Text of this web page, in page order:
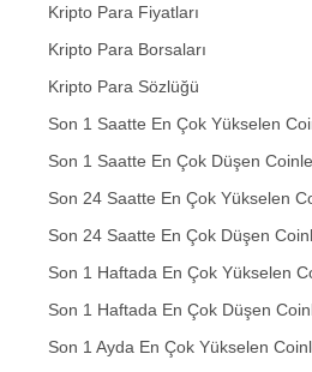
Kripto Para Fiyatları
Kripto Para Borsaları
Kripto Para Sözlüğü
Son 1 Saatte En Çok Yükselen
Son 1 Saatte En Çok Düşen
Son 24 Saatte En Çok Yükselen
Son 24 Saatte En Çok Düşen
Son 1 Haftada En Çok Yükselen
Son 1 Haftada En Çok Düşen
Son 1 Ayda En Çok Yükselen